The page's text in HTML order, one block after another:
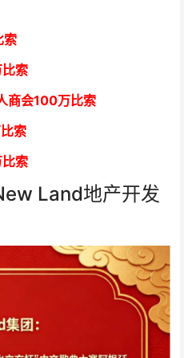
索
索
商会100万比索
索
索
Land地产开发